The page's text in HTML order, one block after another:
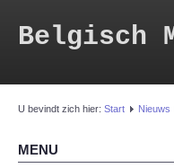
Belgisch
U bevindt zich hier: Start Nieuws
MENU